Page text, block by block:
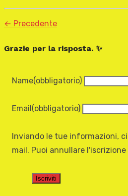
← Precedente
Grazie per la risposta. ✨
Name(obbligatorio)
Email(obbligatorio)
Inviando le tue informazioni,
mail. Puoi annullare
Iscriviti